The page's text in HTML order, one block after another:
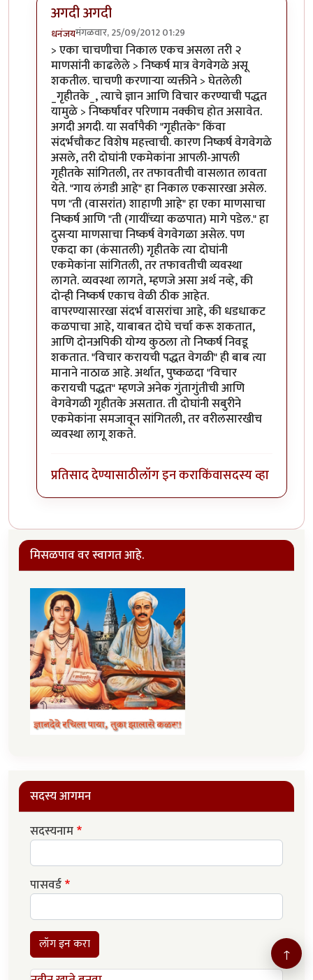
अगदी अगदी
धनंजयमंगळवार, 25/09/2012 01:29
In reply toनिष्कर्षbyपैसा
> एका चाचणीचा निकाल एकच असला तरी २
माणसांनी काढलेले > निष्कर्ष मात्र वेगवेगळे असू
शकतील. चाचणी करणार्‍या व्यक्तीने > घेतलेली
_गृहीतके_, त्याचे ज्ञान आणि विचार करण्याची पद्धत
यामुळे > निष्कर्षांवर परिणाम नक्कीच होत असावेत.
अगदी अगदी. या सर्वांपैकी "गृहीतके" किंवा
संदर्भचौकट विशेष महत्त्वाची. कारण निष्कर्ष वेगवेगळे
असले, तरी दोघांनी एकमेकांना आपली-आपली
गृहीतके सांगितली, तर तफावतीची वासलात लावता
येते. "गाय लंगडी आहे" हा निकाल एकसारखा असेल.
पण "ती (वासरांत) शाहाणी आहे" हा एका माणसाचा
निष्कर्ष आणि "ती (गायींच्या कळपात) मागे पडेल." हा
दुसर्‍या माणसाचा निष्कर्ष वेगवेगळा असेल. पण
एकदा का (कंसातली) गृहीतके त्या दोघांनी
एकमेकांना सांगितली, तर तफावतीची व्यवस्था
लागते. व्यवस्था लागते, म्हणजे असा अर्थ नव्हे, की
दोन्ही निष्कर्ष एकाच वेळी ठीक आहेत.
वापरण्यासारखा संदर्भ वासरांचा आहे, की धडधाकट
कळपाचा आहे, याबाबत दोघे चर्चा करू शकतात,
आणि दोनअपिकी योग्य कुठला तो निष्कर्ष निवडू
शकतात. "विचार करायची पद्धत वेगळी" ही बाब त्या
मानाने नाठाळ आहे. अर्थात, पुष्कळदा "विचार
करायची पद्धत" म्हणजे अनेक गुंतागुंतीची आणि
वेगवेगळी गृहीतके असतात. ती दोघांनी सबुरीने
एकमेकांना समजावून सांगितली, तर वरीलसारखीच
व्यवस्था लागू शकते.
प्रतिसाद देण्यासाठीलॉग इन कराकिंवासदस्य व्हा
मिसळपाव वर स्वागत आहे.
सदस्य आगमन
सदस्यनाम
पासवर्ड
लॉग इन करा ↑